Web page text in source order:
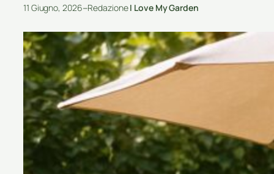
11 Giugno, 2026–RedazioneI Love My Garden